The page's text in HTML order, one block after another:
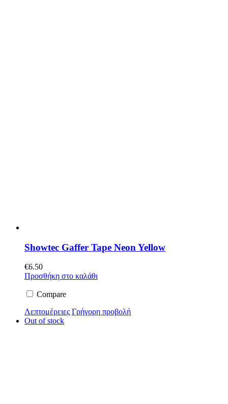
Showtec Gaffer Tape Neon Yellow
€6.50
Προσθήκη στο καλάθι
Compare
Λεπτομέρειες Γρήγορη προβολή
Out of stock